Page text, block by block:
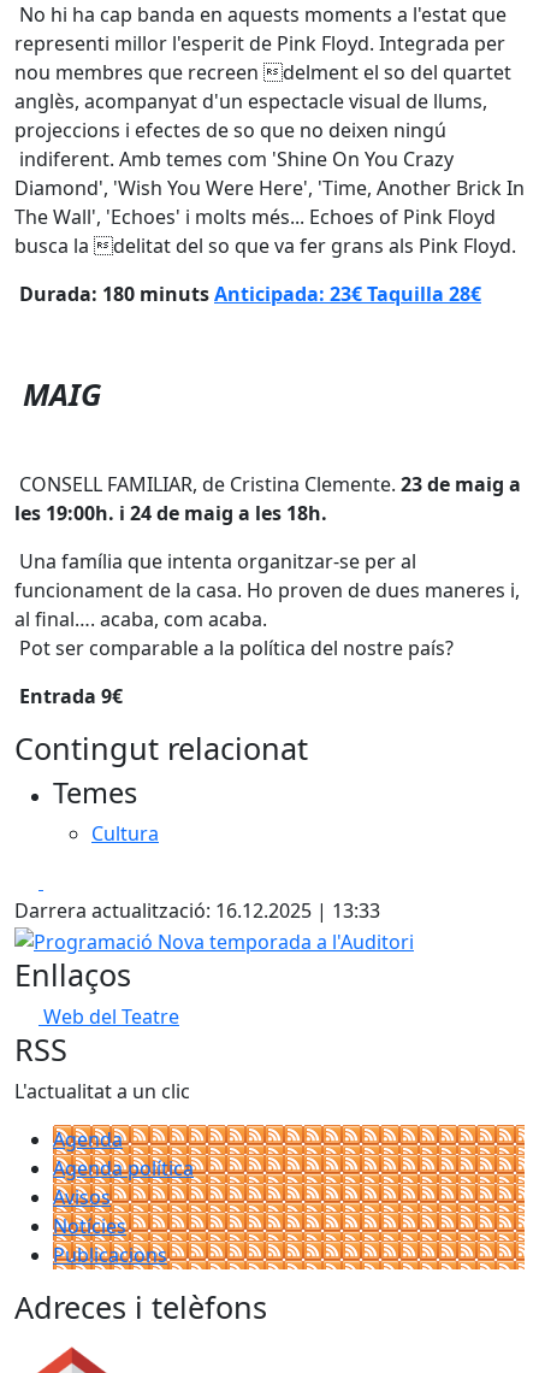
No hi ha cap banda en aquests moments a l'estat que
representi millor l'esperit de Pink Floyd. Integrada per
nou membres que recreen delment el so del quartet
anglès, acompanyat d'un espectacle visual de llums,
projeccions i efectes de so que no deixen ningú
indiferent. Amb temes com 'Shine On You Crazy
Diamond', 'Wish You Were Here', 'Time, Another Brick In
The Wall', 'Echoes' i molts més... Echoes of Pink Floyd
busca la delitat del so que va fer grans als Pink Floyd.
Durada: 180 minutsAnticipada: 23€ Taquilla 28€
MAIG
CONSELL FAMILIAR, de Cristina Clemente. 23 de maig a
les 19:00h. i 24 de maig a les 18h.
Una família que intenta organitzar-se per al
funcionament de la casa. Ho proven de dues maneres i,
al final…. acaba, com acaba.
Pot ser comparable a la política del nostre país?
Entrada 9€
Contingut relacionat
Temes
Cultura
Darrera actualització: 16.12.2025 | 13:33
Programació Nova temporada a l'Auditori
Enllaços
Web del Teatre
RSS
L'actualitat a un clic
Agenda
Agenda política
Avisos
Notícies
Publicacions
Adreces i telèfons